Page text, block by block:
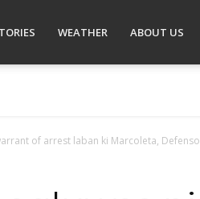
WEATHER ABOUT US
of arrest laban ki Marcoleta,